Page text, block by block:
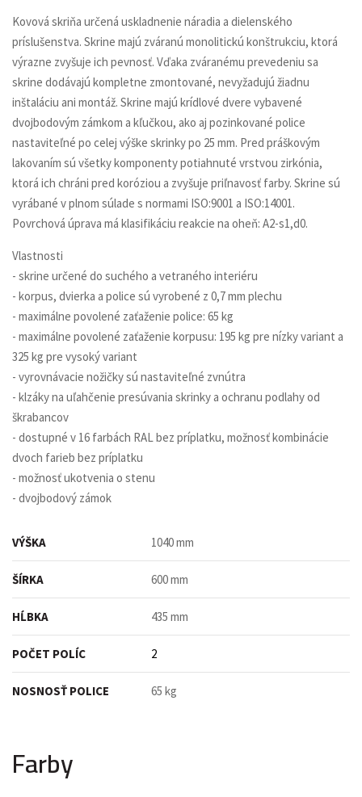
Kovová skriňa určená uskladnenie náradia a dielenského
príslušenstva. Skrine majú zváranú monolitickú konštrukciu, ktorá
výrazne zvyšuje ich pevnosť. Vďaka zváranému prevedeniu sa
skrine dodávajú kompletne zmontované, nevyžadujú žiadnu
inštaláciu ani montáž. Skrine majú krídlové dvere vybavené
dvojbodovým zámkom a kľučkou, ako aj pozinkované police
nastaviteľné po celej výške skrinky po 25 mm. Pred práškovým
lakovaním sú všetky komponenty potiahnuté vrstvou zirkónia,
ktorá ich chráni pred koróziou a zvyšuje priľnavosť farby. Skrine sú
vyrábané v plnom súlade s normami ISO:9001 a ISO:14001.
Povrchová úprava má klasifikáciu reakcie na oheň: A2-s1,d0.
Vlastnosti
- skrine určené do suchého a vetraného interiéru
- korpus, dvierka a police sú vyrobené z 0,7 mm plechu
- maximálne povolené zaťaženie police: 65 kg
- maximálne povolené zaťaženie korpusu: 195 kg pre nízky variant a
325 kg pre vysoký variant
- vyrovnávacie nožičky sú nastaviteľné zvnútra
- klzáky na uľahčenie presúvania skrinky a ochranu podlahy od
škrabancov
- dostupné v 16 farbách RAL bez príplatku, možnosť kombinácie
dvoch farieb bez príplatku
- možnosť ukotvenia o stenu
- dvojbodový zámok
VÝŠKA 1040 mm
ŠÍRKA 600 mm
HĹBKA 435 mm
POČET POLÍC 2
NOSNOSŤ POLICE 65 kg
Farby